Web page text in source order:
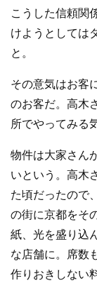
こうした信頼関
けようとしては
と。
その意気はお客
のお客だ。高木
所でやってみる
物件は大家さん
いという。高木
た頃だったので
の街に京都をそ
紙、光を盛り込
な店舗に。席数
作りおきしない